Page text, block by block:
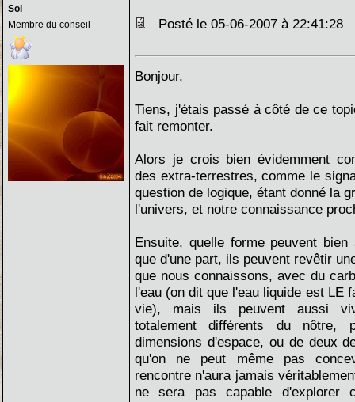
Sol
Membre du conseil
Posté le 05-06-2007 à 22:41:28
Bonjour,
Tiens, j'étais passé à côté de ce
fait remonter.
Alors je crois bien évidemment
des extra-terrestres, comme le
question de logique, étant donné la
l'univers, et notre connaissance
Ensuite, quelle forme peuvent
que d'une part, ils peuvent revêtir
que nous connaissons, avec du
l'eau (on dit que l'eau liquide est LE
vie), mais ils peuvent aussi
totalement différents du nôtre,
dimensions d'espace, ou de deux
qu'on ne peut même pas
rencontre n'aura jamais
ne sera pas capable d'explorer